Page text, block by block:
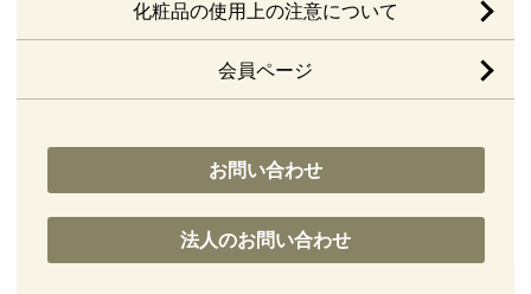
化粧品の使用上の注意について
会員ページ
お問い合わせ
法人のお問い合わせ